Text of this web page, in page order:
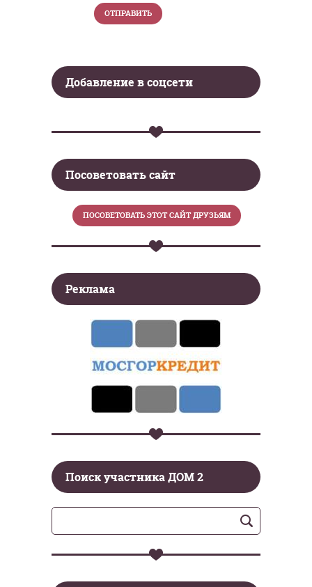
ОТПРАВИТЬ
Добавление в соцсети
Посоветовать сайт
Реклама
Поиск участника ДОМ 2